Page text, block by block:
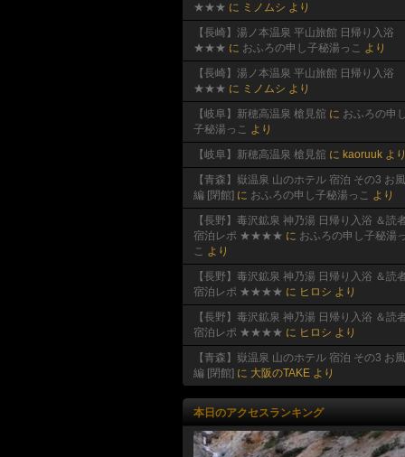
★★★ に ミノムシ より
【長崎】湯ノ本温泉 平山旅館 日帰り入浴
★★★ に おふろの申し子秘湯っこ より
【長崎】湯ノ本温泉 平山旅館 日帰り入浴
★★★ に ミノムシ より
【岐阜】新穂高温泉 槍見舘 に おふろの申し
子秘湯っこ より
【岐阜】新穂高温泉 槍見舘 に kaoruuk より
【青森】嶽温泉 山のホテル 宿泊 その3 お
編 [閉館] に おふろの申し子秘湯っこ より
【長野】毒沢鉱泉 神乃湯 日帰り入浴 ＆読
宿泊レポ ★★★★ に おふろの申し子秘湯っ
こ より
【長野】毒沢鉱泉 神乃湯 日帰り入浴 ＆読
宿泊レポ ★★★★ に ヒロシ より
【長野】毒沢鉱泉 神乃湯 日帰り入浴 ＆読
宿泊レポ ★★★★ に ヒロシ より
【青森】嶽温泉 山のホテル 宿泊 その3 お
編 [閉館] に 大阪のTAKE より
本日のアクセスランキング